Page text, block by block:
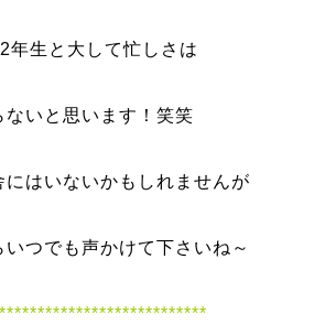
年生と大して忙しさは
ないと思います！笑笑
にはいないかもしれませんが
つでも声かけて下さいね～